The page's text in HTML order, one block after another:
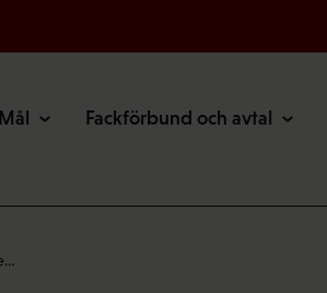
Mål Fackförbund och avtal